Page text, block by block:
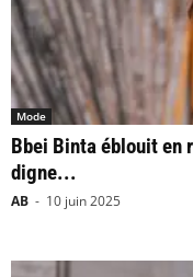
Mode
Bbei Binta éblouit en
digne...
AB - 10 juin 2025